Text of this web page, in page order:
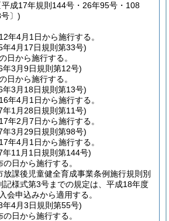
成17年規則144号・26年95号・108
〕)
年4月1日から施行する。
年4月17日規則第33号)
日から施行する。
年3月9日規則第12号)
日から施行する。
年3月18日規則第13号)
年4月1日から施行する。
年1月28日規則第11号)
年2月7日から施行する。
年3月29日規則第98号)
年4月1日から施行する。
年11月1日規則第144号)
日から施行する。
放課後児童健全育成事業条例施行規則別
記様式第3号までの規定は、平成18年度
会申込みから適用する。
年4月3日規則第55号)
日から施行する。